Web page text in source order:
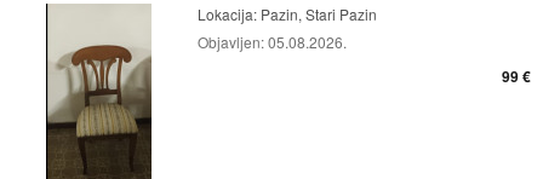
Lokacija: Pazin, Stari Pazin
Objavljen:05.08.2026.
99 €